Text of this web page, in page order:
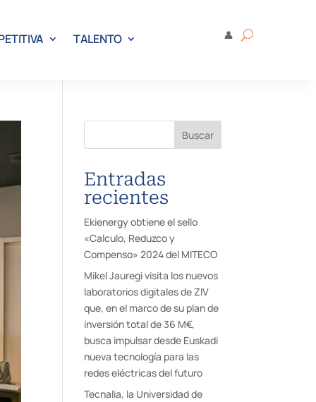
TALENTO 👤
Buscar
Entradas
recientes
Ekienergy obtiene el sello
«Calculo, Reduzco y
Compenso» 2024 del MITECO
Mikel Jauregi visita los nuevos
laboratorios digitales de ZIV
que, en el marco de su plan de
inversión total de 36 M€,
busca impulsar desde Euskadi
nueva tecnología para las
redes eléctricas del futuro
Tecnalia, la Universidad de